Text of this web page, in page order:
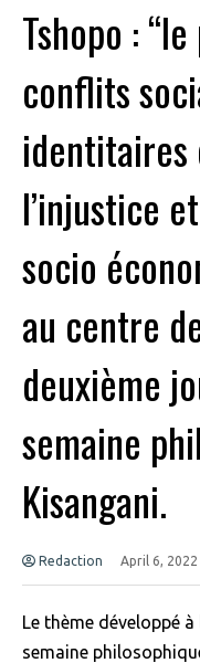
Tshopo :
conflits
identitaires
l’injustice
socio
au centre
deuxième
semaine
Kisangani.
Redaction April 6, 2022
Le thème développé
semaine